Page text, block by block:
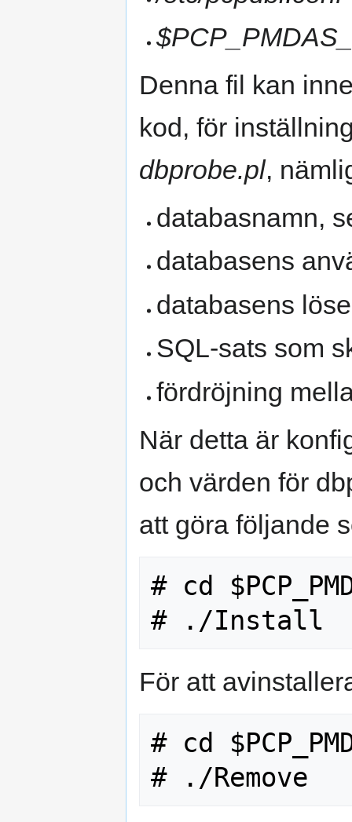
Denna fil kan
kod, för
dbprobe.pl,
databasnamn,
databasens
databasens
SQL-sats som
fördröjning
När detta är
och värden för
att göra följande
# cd
För att
# cd